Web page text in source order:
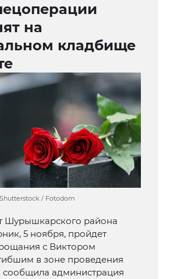
на
кладбище
/ Fotodom
Шурышкарского района
5 ноября, пройдет
с Виктором
в зоне проведения
администрация